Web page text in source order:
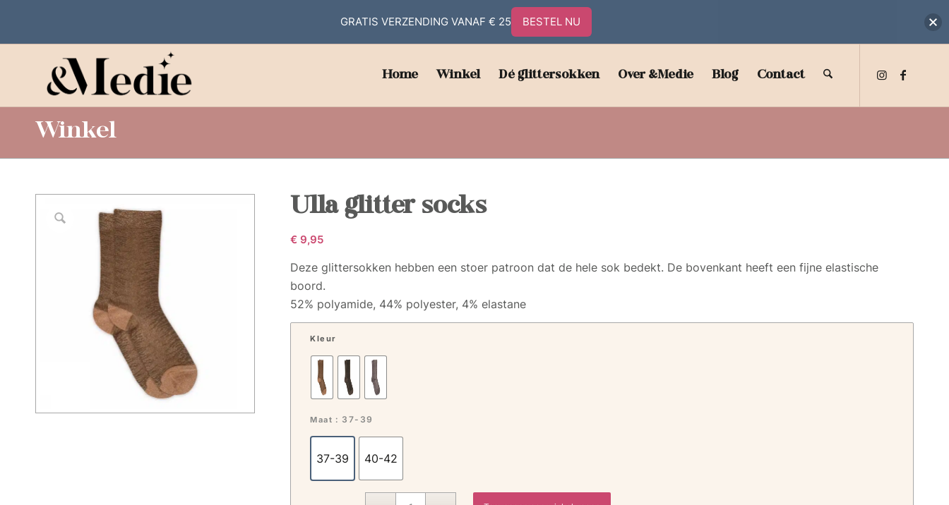
Home Winkel Dé glittersokken Over &Medie Blog Contact
Winkel
Ulla glitter socks
€ 9,95
Deze glittersokken hebben een stoer patroon dat de hele sok bedekt. De bovenkant heeft een fijne elastische
boord.
52% polyamide, 44% polyester, 4% elastane
Kleur
Maat : 37-39
37-39 40-42
GRATIS VERZENDING VANAF € 25 BESTEL NU
Je